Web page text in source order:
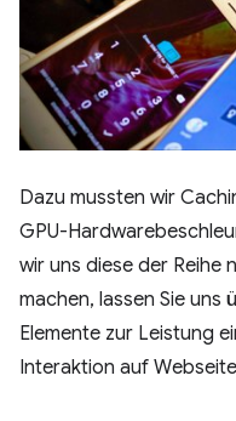
Dazu mussten wir
GPU-
wir uns diese der Reihe
machen, lassen Sie uns
Elemente zur Leistung
Interaktion auf